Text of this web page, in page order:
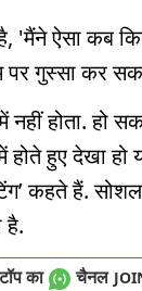
'मैंने ऐसा कब
पर गुस्सा कर
नहीं होता. हो
हुए देखा हो
कहते हैं. सोशल
है.
का चैनल